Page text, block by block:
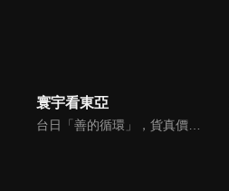
寰宇看東亞
台日「善的循環」，貨真價實？韓國文化，無堅不摧？台灣對於日韓的獨特情感，細膩且複雜，有美麗浪花，更有驚濤駭浪，寰宇新聞台全新節目《寰宇看東亞》，將和觀眾一起探訪台灣和日韓的真實連結，挖掘人物秘辛和內幕故事，剖析東亞政經局勢。